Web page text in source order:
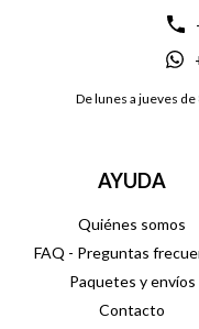
De lunes a jueves
AYUDA
Quiénes somos
FAQ - Preguntas
Paquetes y envíos
Contacto